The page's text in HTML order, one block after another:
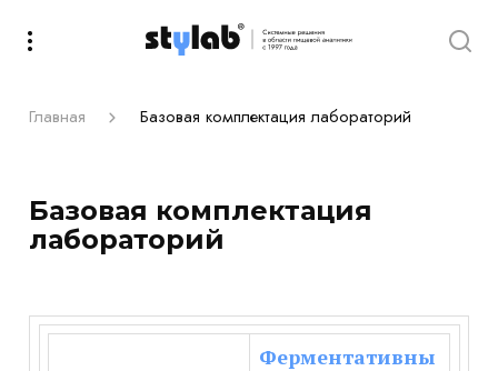
Главная Базовая комплектация лабораторий
Базовая комплектация
лабораторий
Ферментативны